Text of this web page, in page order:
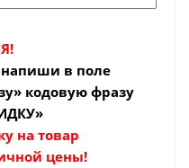
напиши в поле
кодовую фразу
на товар
цены!